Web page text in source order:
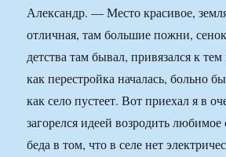
Александр. — Место красивое,
отличная, там большие пожни,
детства там бывал, привязался к
как перестройка началась, больно
как село пустеет. Вот приехал я в
загорелся идеей возродить
беда в том, что в селе нет